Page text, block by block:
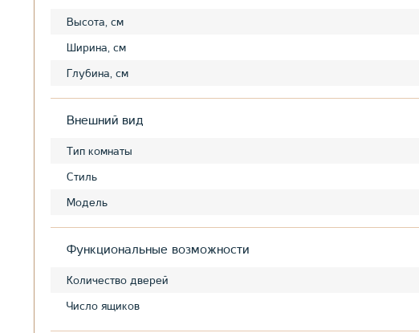
Высота, см
Ширина, см
Глубина, см
Внешний вид
Тип комнаты
Стиль
Модель
Функциональные возможности
Количество дверей
Число ящиков